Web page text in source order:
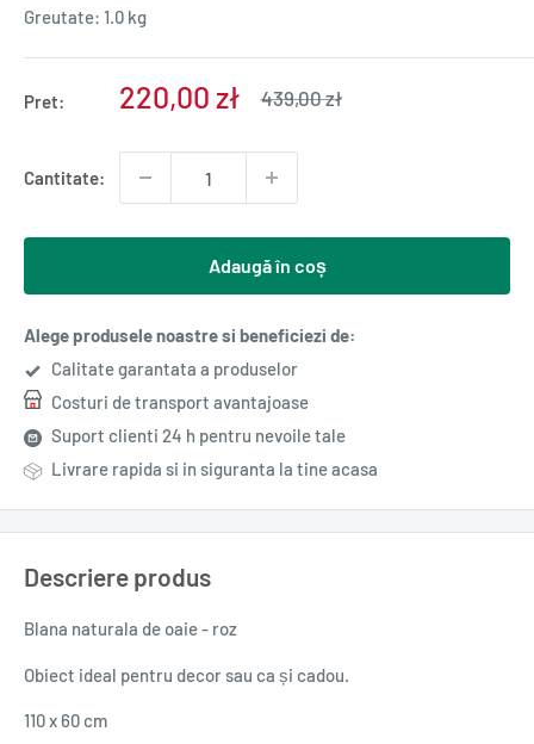
Greutate: 1.0 kg
Pret:
Pret
220,00 zł
Pret
439,00 zł
Cantitate:
Adaugă în coș
Alege produsele noastre si beneficiezi de:
Calitate garantata a produselor
Costuri de transport avantajoase
Suport clienti 24 h pentru nevoile tale
Livrare rapida si in siguranta la tine acasa
Descriere produs
Blana naturala de oaie - roz
Obiect ideal pentru decor sau ca și cadou.
110 x 60 cm